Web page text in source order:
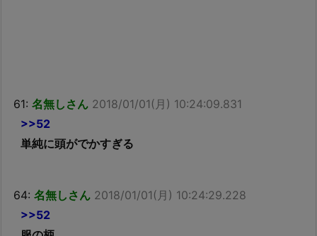
61: 名無しさん 2018/01/01(月) 10:24:09.831
>>52
単純に頭がでかすぎる
64: 名無しさん 2018/01/01(月) 10:24:29.228
>>52